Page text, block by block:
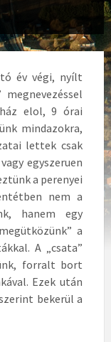
év végi, nyílt
elol, 9 órai
mindazokra,
lettek csak
egyszeruen
a perenyei
nem a
hanem egy
a
A „csata”
forralt bort
Ezek után
bekerül a